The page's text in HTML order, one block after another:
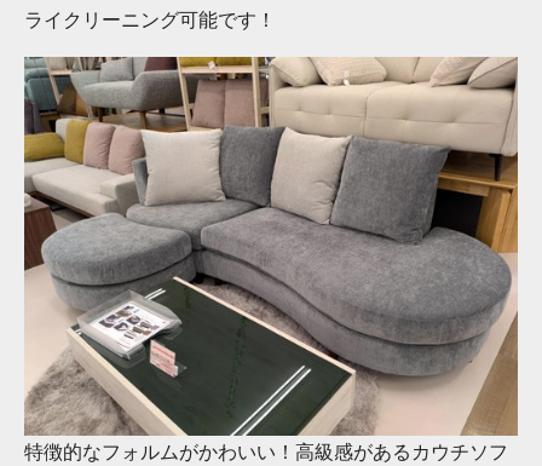
ライクリーニング可能です！
特徴的なフォルムがかわいい！高級感があるカウチソフ